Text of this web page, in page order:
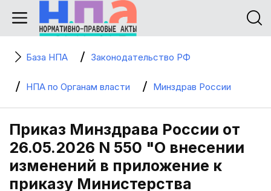
База НПА Законодательство РФ
НПА по Органам власти Минздрав России
Приказ Минздрава России от
26.05.2026 N 550 "О внесении
изменений в приложение к
приказу Министерства